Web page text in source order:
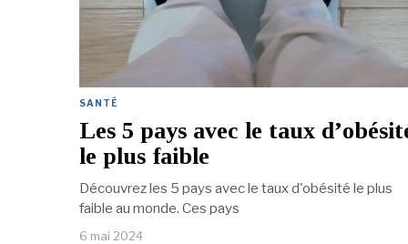
SANTÉ
Les 5 pays avec le taux
le plus faible
Découvrez les 5 pays avec le taux d'obésité le plus
faible au monde. Ces pays
6 mai 2024